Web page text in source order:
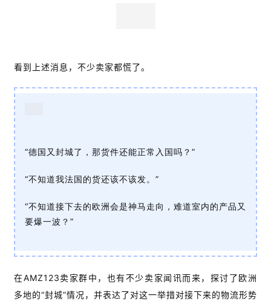
看到上述消息，不少卖家都慌了。
“德国又封城了，那货件还能正常入国吗？”
“不知道我法国的货还该不该发。”
“不知道接下去的欧洲会是神马走向，难道室内的产品又
要爆一波？”
在AMZ123卖家群中，也有不少卖家闻讯而来，探讨了欧洲
多地的“封城”情况，并表达了对这一举措对接下来的物流形势